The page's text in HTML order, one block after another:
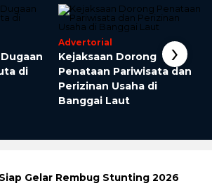
di
Advertorial
Kejaksaan Dorong
Penataan Pariwisata dan
Perizinan Usaha di
Banggai Laut
›
Gelar Rembug Stunting 2026